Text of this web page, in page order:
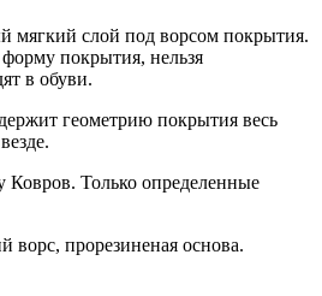
мягкий слой под ворсом покрытия.
покрытия, нельзя
в обуви.
геометрию покрытия весь
Ковров. Только определенные
ворс, прорезиненая основа.